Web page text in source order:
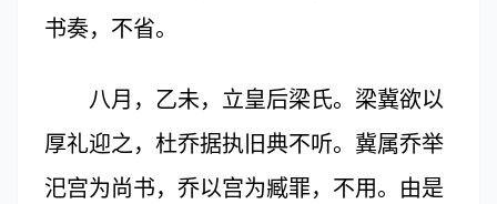
书奏，不省。
八月，乙未，立皇后梁氏。梁冀欲以
厚礼迎之，杜乔据执旧典不听。冀属乔举
汜宫为尚书，乔以宫为臧罪，不用。由是